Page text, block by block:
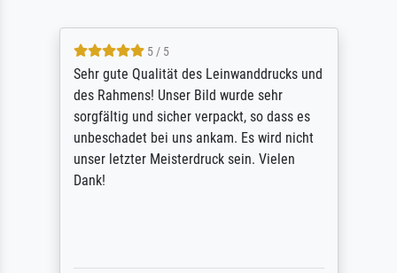
5 / 5
Sehr gute Qualität des Leinwanddrucks und
des Rahmens! Unser Bild wurde sehr
sorgfältig und sicher verpackt, so dass es
unbeschadet bei uns ankam. Es wird nicht
unser letzter Meisterdruck sein. Vielen
Dank!